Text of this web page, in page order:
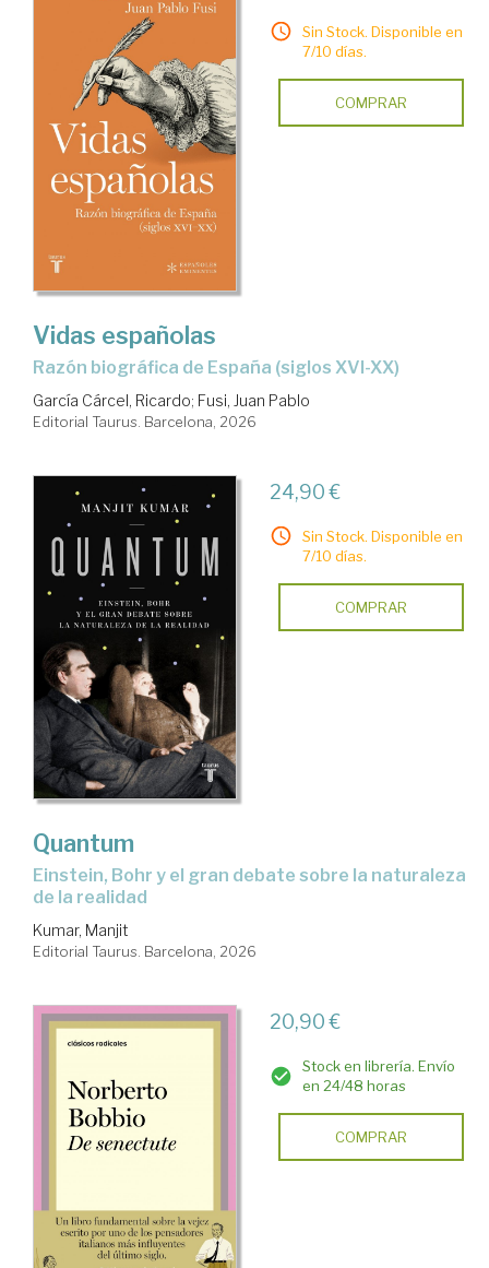
Sin Stock. Disponible en
7/10 días.
COMPRAR
Vidas españolas
Razón biográfica de España (siglos XVI-XX)
García Cárcel, Ricardo; Fusi, Juan Pablo
Editorial Taurus. Barcelona, 2026
24,90 €
Sin Stock. Disponible en
7/10 días.
COMPRAR
Quantum
Einstein, Bohr y el gran debate sobre la naturaleza
de la realidad
Kumar, Manjit
Editorial Taurus. Barcelona, 2026
20,90 €
Stock en librería. Envío
en 24/48 horas
COMPRAR